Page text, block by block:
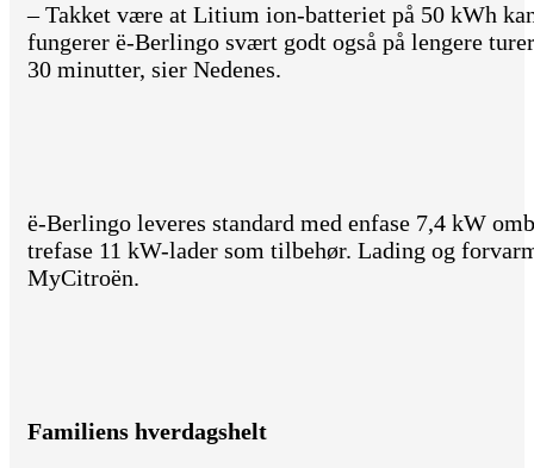
– Takket være at Litium ion-batteriet på 50 kWh
fungerer ë-Berlingo svært godt også på lengere
30 minutter, sier Nedenes.
ë-Berlingo leveres standard med enfase 7,4 kW
trefase 11 kW-lader som tilbehør. Lading og
MyCitroën.
Familiens hverdagshelt